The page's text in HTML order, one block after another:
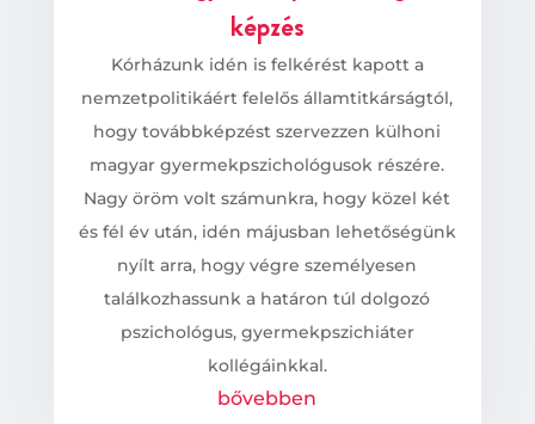
képzés
Kórházunk idén is felkérést kapott a
nemzetpolitikáért felelős államtitkárságtól,
hogy továbbképzést szervezzen külhoni
magyar gyermekpszichológusok részére.
Nagy öröm volt számunkra, hogy közel két
és fél év után, idén májusban lehetőségünk
nyílt arra, hogy végre személyesen
találkozhassunk a határon túl dolgozó
pszichológus, gyermekpszichiáter
kollégáinkkal.
bővebben